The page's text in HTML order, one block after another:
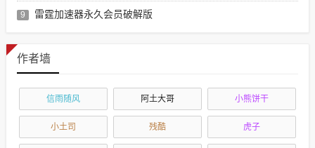
9 雷霆加速器永久会员破解版
作者墙
信雨随风 阿土大哥 小熊饼干
小土司 残酷 虎子